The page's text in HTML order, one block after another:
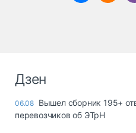
Дзен
06.08 Вышел сборник 195+
перевозчиков об ЭТрН